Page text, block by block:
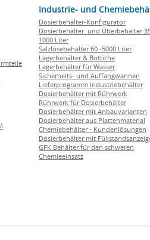
Industrie- und
Dosierbehälter-Konfigurator
Dosierbehälter und Überbehälter
1000 Liter
Salzlösebehälter 60 -5000 Liter
Lagerbehälter & Bottiche
Lagerbehälter für Wasser
Sicherheits- und Auffangwannen
Lieferprogramm Industriebehälter
Dosierbehälter mit Rührwerk
Rührwerk für Dosierbehälter
Dosierbehälter mit Anbauvarianten
Dosierbehälter aus Plattenmaterial
Chemiebehälter - Kundenlösungen
Dosierbehälter mit
GFK Behälter für den schweren
Chemieeinsatz